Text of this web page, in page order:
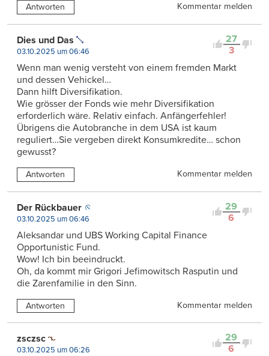
Antworten Kommentar melden
27
3
Dies und Das
03.10.2025 um 06:46
Wenn man wenig versteht von einem fremden Markt
und dessen Vehickel…
Dann hilft Diversifikation.
Wie grösser der Fonds wie mehr Diversifikation
erforderlich wäre. Relativ einfach. Anfängerfehler!
Übrigens die Autobranche in dem USA ist kaum
reguliert…Sie vergeben direkt Konsumkredite… schon
gewusst?
Antworten Kommentar melden
29
6
Der Rückbauer
03.10.2025 um 06:46
Aleksandar und UBS Working Capital Finance
Opportunistic Fund.
Wow! Ich bin beeindruckt.
Oh, da kommt mir Grigori Jefimowitsch Rasputin und
die Zarenfamilie in den Sinn.
Antworten Kommentar melden
29
6
zsczsc
03.10.2025 um 06:26